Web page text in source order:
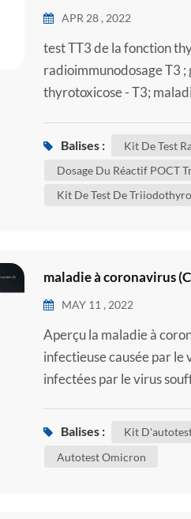
APR 28 , 2022
test TT3 de la fonction
radioimmunodosage T3
thyrotoxicose - T3;
Balises :
Kit De Test
Dosage Du Réactif POCT
Kit De Test De
maladie à coronavirus
MAY 11 , 2022
Aperçu la maladie à
infectieuse causée par le
infectées par le virus
Balises : Kit
Autotest Omicron